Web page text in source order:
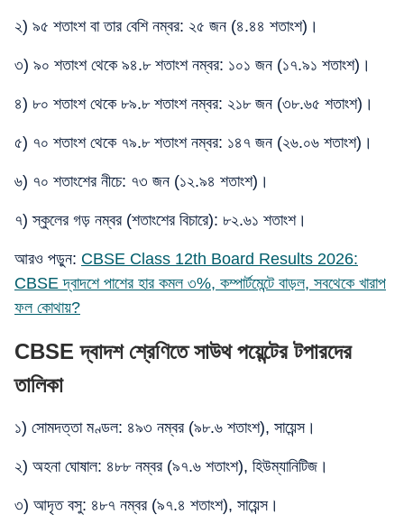
২) ৯৫ শতাংশ বা তার বেশি নম্বর: ২৫ জন (৪.৪৪ শতাংশ)।
৩) ৯০ শতাংশ থেকে ৯৪.৮ শতাংশ নম্বর: ১০১ জন (১৭.৯১ শতাংশ)।
৪) ৮০ শতাংশ থেকে ৮৯.৮ শতাংশ নম্বর: ২১৮ জন (৩৮.৬৫ শতাংশ)।
৫) ৭০ শতাংশ থেকে ৭৯.৮ শতাংশ নম্বর: ১৪৭ জন (২৬.০৬ শতাংশ)।
৬) ৭০ শতাংশের নীচে: ৭৩ জন (১২.৯৪ শতাংশ)।
৭) স্কুলের গড় নম্বর (শতাংশের বিচারে): ৮২.৬১ শতাংশ।
আরও পড়ুন: CBSE Class 12th Board Results 2026:
CBSE দ্বাদশে পাশের হার কমল ৩%, কম্পার্টমেন্টে বাড়ল, সবথেকে খারাপ
ফল কোথায়?
CBSE দ্বাদশ শ্রেণিতে সাউথ পয়েন্টের টপারদের
তালিকা
১) সোমদত্তা মণ্ডল: ৪৯৩ নম্বর (৯৮.৬ শতাংশ), সায়েন্স।
২) অহনা ঘোষাল: ৪৮৮ নম্বর (৯৭.৬ শতাংশ), হিউম্যানিটিজ।
৩) আদৃত বসু: ৪৮৭ নম্বর (৯৭.৪ শতাংশ), সায়েন্স।